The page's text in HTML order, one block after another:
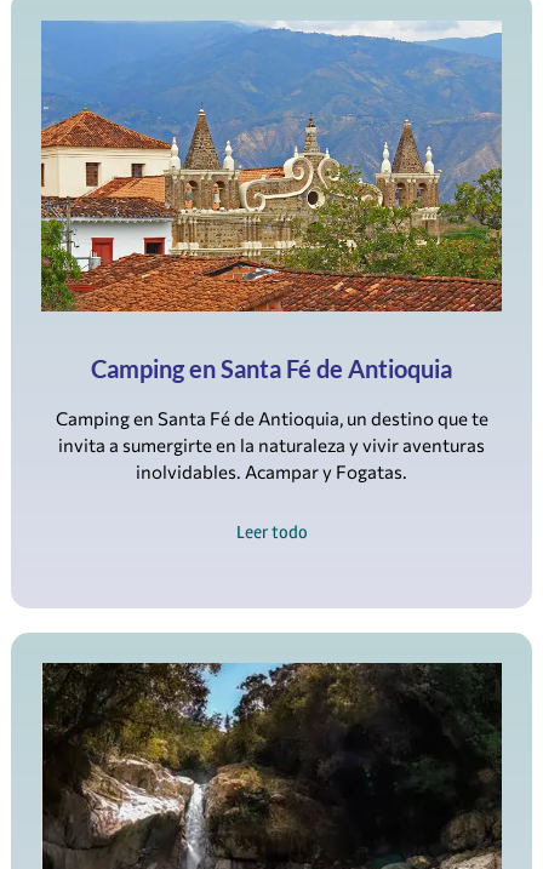
Camping en Santa Fé de Antioquia
Camping en Santa Fé de Antioquia, un destino que te
invita a sumergirte en la naturaleza y vivir aventuras
inolvidables. Acampar y Fogatas.
Leer todo